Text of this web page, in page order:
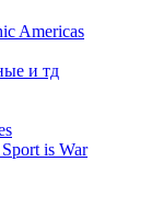
Americas
и тд
is War